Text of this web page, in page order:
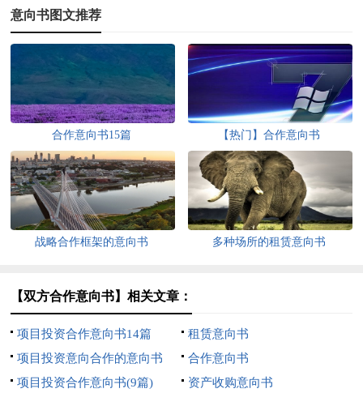
意向书图文推荐
合作意向书15篇 【热门】合作意向书
战略合作框架的意向书 多种场所的租赁意向书
【双方合作意向书】相关文章：
项目投资合作意向书14篇
租赁意向书
项目投资意向合作的意向书
合作意向书
项目投资合作意向书(9篇)
资产收购意向书